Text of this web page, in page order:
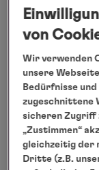
Bedeutung
hat. Unser
2013 eines
Reisebeispiel
In diesem
HANSEATIC
von
Wir verwenden
unsere
Bedürfnisse
zugeschnittene
sicheren Zugriff
„Zustimmen“
gleichzeitig der
Dritte (z.B.